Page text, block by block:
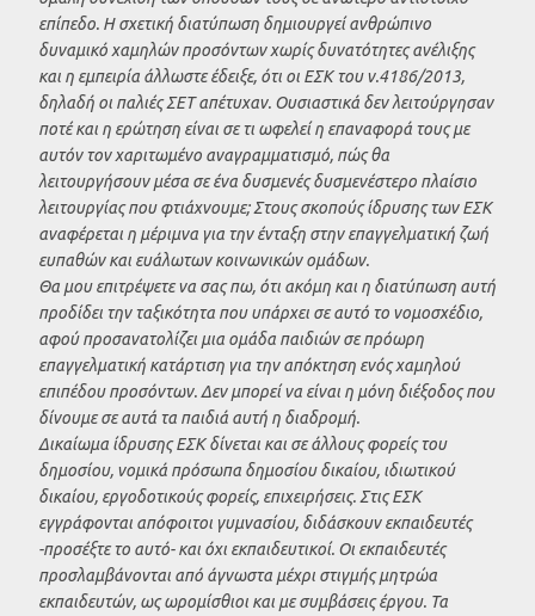
επίπεδο. Η σχετική διατύπωση δημιουργεί ανθρώπινο
δυναμικό χαμηλών προσόντων χωρίς δυνατότητες ανέλιξης
και η εμπειρία άλλωστε έδειξε, ότι οι ΕΣΚ του ν.4186/2013,
δηλαδή οι παλιές ΣΕΤ απέτυχαν. Ουσιαστικά δεν λειτούργησαν
ποτέ και η ερώτηση είναι σε τι ωφελεί η επαναφορά τους με
αυτόν τον χαριτωμένο αναγραμματισμό, πώς θα
λειτουργήσουν μέσα σε ένα δυσμενές δυσμενέστερο πλαίσιο
λειτουργίας που φτιάχνουμε; Στους σκοπούς ίδρυσης των ΕΣΚ
αναφέρεται η μέριμνα για την ένταξη στην επαγγελματική ζωή
ευπαθών και ευάλωτων κοινωνικών ομάδων.
Θα μου επιτρέψετε να σας πω, ότι ακόμη και η διατύπωση αυτή
προδίδει την ταξικότητα που υπάρχει σε αυτό το νομοσχέδιο,
αφού προσανατολίζει μια ομάδα παιδιών σε πρόωρη
επαγγελματική κατάρτιση για την απόκτηση ενός χαμηλού
επιπέδου προσόντων. Δεν μπορεί να είναι η μόνη διέξοδος που
δίνουμε σε αυτά τα παιδιά αυτή η διαδρομή.
Δικαίωμα ίδρυσης ΕΣΚ δίνεται και σε άλλους φορείς του
δημοσίου, νομικά πρόσωπα δημοσίου δικαίου, ιδιωτικού
δικαίου, εργοδοτικούς φορείς, επιχειρήσεις. Στις ΕΣΚ
εγγράφονται απόφοιτοι γυμνασίου, διδάσκουν εκπαιδευτές
-προσέξτε το αυτό- και όχι εκπαιδευτικοί. Οι εκπαιδευτές
προσλαμβάνονται από άγνωστα μέχρι στιγμής μητρώα
εκπαιδευτών, ως ωρομίσθιοι και με συμβάσεις έργου. Τα